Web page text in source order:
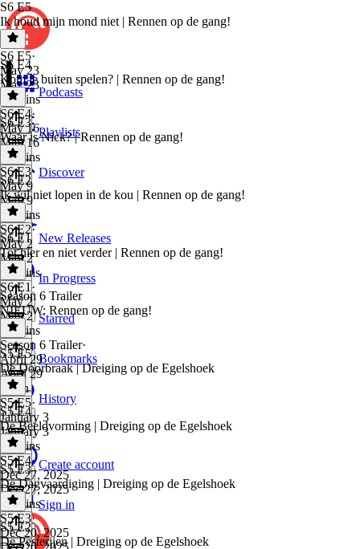
Podcasts
Playlists
Discover
New Releases
In Progress
Starred
Bookmarks
History
Create account
Sign in
S6 E5
Ik houd mijn mond niet | Rennen op de gang!
S6 E5·
May 23
May 23
31 mins
S6 E4
Kom je buiten spelen? | Rennen op de gang!
S6 E4·
May 16
May 16
33 mins
S6 E3
Waar is Nick? | Rennen op de gang!
S6 E3·
May 9
May 9
35 mins
S6 E2
Ik wil niet lopen in de kou | Rennen op de gang!
S6 E2·
May 2
May 2
31 mins
S6 E1
Tot hier en niet verder | Rennen op de gang!
S6 E1 ·
May 2
May 2
25 mins
Season 6 Trailer
NIEUW: Rennen op de gang!
Season 6 Trailer·
April 29
April 29
1 min
S5 E5
De Doorbraak | Dreiging op de Egelshoek
S5 E5·
January 3
January 3
39 mins
S5 E4
De Beeldvorming | Dreiging op de Egelshoek
S5 E4·
Dec 27, 2025
Dec 27, 2025
41 mins
S5 E3
De Dagvaardiging | Dreiging op de Egelshoek
S5 E3·
Dec 20, 2025
S5 E2
De Pesterijen | Dreiging op de Egelshoek